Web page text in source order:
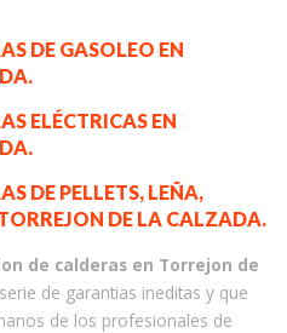
DE GASOLEO EN
ELÉCTRICAS EN
DE PELLETS, LEÑA,
DE LA CALZADA.
de calderas en Torrejon de
de garantias ineditas y que
de los profesionales de